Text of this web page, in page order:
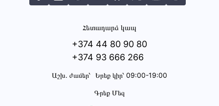
Հետադարձ կապ
+374 44 80 90 80
+374 93 666 266
Աշխ․ ժամեր՝ Երեք կիր՝ 09:00-19:00
Գրեք Մեզ